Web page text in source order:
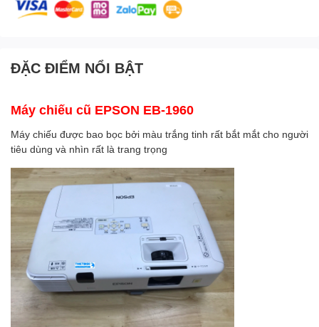
ĐẶC ĐIỂM NỔI BẬT
Máy chiếu cũ EPSON EB-1960
Máy chiếu được bao bọc bởi màu trắng tinh rất bắt mắt cho người
tiêu dùng và nhìn rất là trang trọng